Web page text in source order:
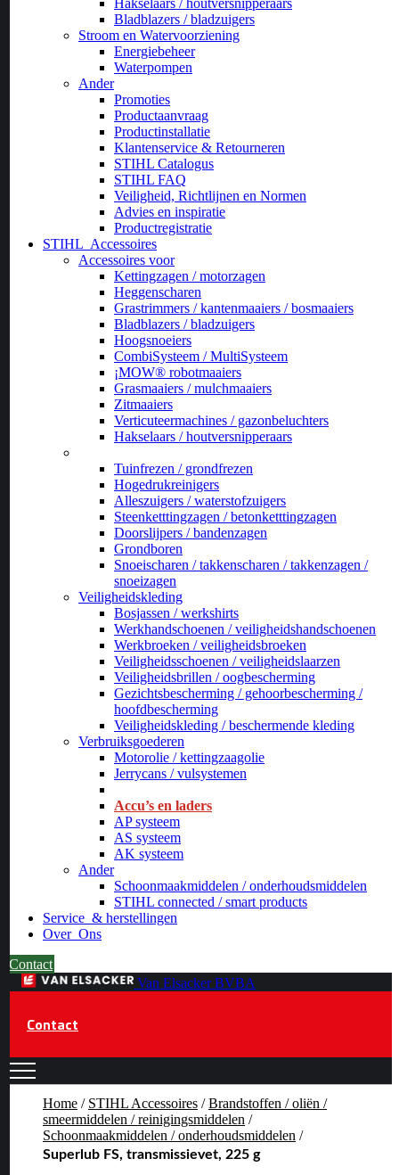
Hakselaars / houtversnipperaars
Bladblazers / bladzuigers
Stroom en Watervoorziening
Energiebeheer
Waterpompen
Ander
Promoties
Productaanvraag
Productinstallatie
Klantenservice & Retourneren
STIHL Catalogus
STIHL FAQ
Veiligheid, Richtlijnen en Normen
Advies en inspiratie
Productregistratie
STIHL Accessoires
Accessoires voor
Kettingzagen / motorzagen
Heggenscharen
Grastrimmers / kantenmaaiers / bosmaaiers
Bladblazers / bladzuigers
Hoogsnoeiers
CombiSysteem / MultiSysteem
¡MOW® robotmaaiers
Grasmaaiers / mulchmaaiers
Zitmaaiers
Verticuteermachines / gazonbeluchters
Hakselaars / houtversnipperaars
Tuinfrezen / grondfrezen
Hogedrukreinigers
Alleszuigers / waterstofzuigers
Steenketttingzagen / betonketttingzagen
Doorslijpers / bandenzagen
Grondboren
Snoeischaren / takkenscharen / takkenzagen /
snoeizagen
Veiligheidskleding
Bosjassen / werkshirts
Werkhandschoenen / veiligheidshandschoenen
Werkbroeken / veiligheidsbroeken
Veiligheidsschoenen / veiligheidslaarzen
Veiligheidsbrillen / oogbescherming
Gezichtsbescherming / gehoorbescherming /
hoofdbescherming
Veiligheidskleding / beschermende kleding
Verbruiksgoederen
Motorolie / kettingzaagolie
Jerrycans / vulsystemen
Accu’s en laders
AP systeem
AS systeem
AK systeem
Ander
Schoonmaakmiddelen / onderhoudsmiddelen
STIHL connected / smart products
Service & herstellingen
Over Ons
Contact
Van Elsacker BVBA
Contact
Home / STIHL Accessoires /Brandstoffen / oliën /
smeermiddelen / reinigingsmiddelen /
Schoonmaakmiddelen / onderhoudsmiddelen /
Superlub FS, transmissievet, 225 g